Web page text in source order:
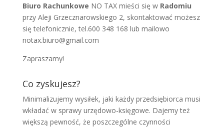
Biuro Rachunkowe NO TAX mieści się w Radomiu
przy Aleji Grzecznarowskiego 2, skontaktować możesz
się telefonicznie, tel.600 348 168 lub mailowo
notax.biuro@gmail.com
Zapraszamy!
Co zyskujesz?
Minimalizujemy wysiłek, jaki każdy przedsiębiorca musi
wkładać w sprawy urzędowo-księgowe. Dajemy też
większą pewność, że poszczególne czynności